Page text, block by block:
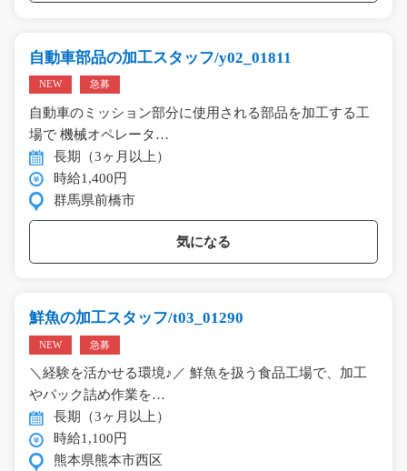
自動車部品の加工スタッフ/y02_01811
NEW 急募
自動車のミッション部分に使用される部品を加工する工
場で 機械オペレータ…
長期（3ヶ月以上）
時給1,400円
群馬県前橋市
気になる
鮮魚の加工スタッフ/t03_01290
NEW 急募
＼経験を活かせる環境♪／ 鮮魚を扱う食品工場で、加工
やパック詰め作業を…
長期（3ヶ月以上）
時給1,100円
熊本県熊本市西区